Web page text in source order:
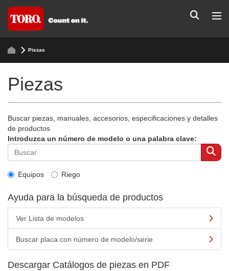
Piezas
Piezas
Buscar piezas, manuales, accesorios, especificaciones y detalles
de productos
Introduzca un número de modelo o una palabra clave:
Equipos Riego
Ayuda para la búsqueda de productos
Ver Lista de modelos
Buscar placa con número de modelo/serie
Descargar Catálogos de piezas en PDF